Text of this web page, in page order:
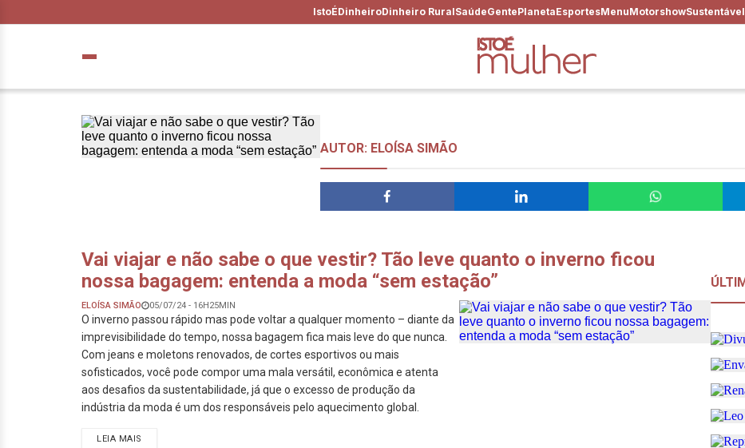
IstoÉDinheiroDinheiro RuralSaúdeGentePlanetaEsportesMenuMotorshowSustentável
AUTOR: ELOÍSA SIMÃO
Vai viajar e não sabe o que vestir? Tão leve quanto o inverno ficou
nossa bagagem: entenda a moda “sem estação”
ELOÍSA SIMÃO 05/07/24 - 16H25MIN
O inverno passou rápido mas pode voltar a qualquer momento – diante da
imprevisibilidade do tempo, nossa bagagem fica mais leve do que nunca.
Com jeans e moletons renovados, de cortes esportivos ou mais
sofisticados, você pode compor uma mala versátil, econômica e atenta
aos desafios da sustentabilidade, já que o excesso de produção da
indústria da moda é um dos responsáveis pelo aquecimento global.
LEIA MAIS